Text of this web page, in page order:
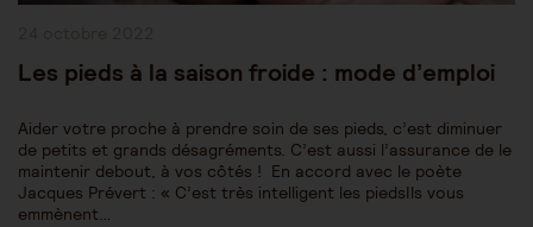
Les pieds à la saison froide : mode d’emploi
Aider votre proche à prendre soin de ses pieds, c’est diminuer
de petits et grands désagréments. C’est aussi l’assurance de le
maintenir debout, à vos côtés ! En accord avec le poète
Jacques Prévert : « C’est très intelligent les piedsIls vous
emmènent…